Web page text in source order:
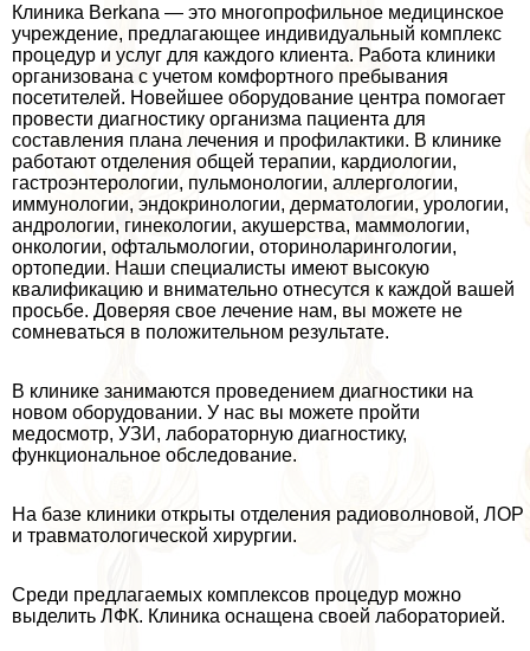
Клиника Berkana — это многопрофильное медицинское
учреждение, предлагающее индивидуальный комплекс
процедур и услуг для каждого клиента. Работа клиники
организована с учетом комфортного пребывания
посетителей. Новейшее оборудование центра помогает
провести диагностику организма пациента для
составления плана лечения и профилактики. В клинике
работают отделения общей терапии, кардиологии,
гастроэнтерологии, пульмонологии, аллергологии,
иммунологии, эндокринологии, дерматологии, урологии,
андрологии, гинекологии, акушерства, маммологии,
oнкoлoгии, офтальмологии, оториноларингологии,
ортопедии. Наши специалисты имеют высокую
квалификацию и внимательно отнесутся к каждой вашей
просьбе. Доверяя свое лечение нам, вы можете не
сомневаться в положительном результате.
В клинике занимаются проведением диагностики на
новом оборудовании. У нас вы можете пройти
медосмотр, УЗИ, лабораторную диагностику,
функциональное обследование.
На базе клиники открыты отделения радиоволновой, ЛОР
и травматологической хирургии.
Среди предлагаемых комплексов процедур можно
выделить ЛФК. Клиника оснащена своей лабораторией.